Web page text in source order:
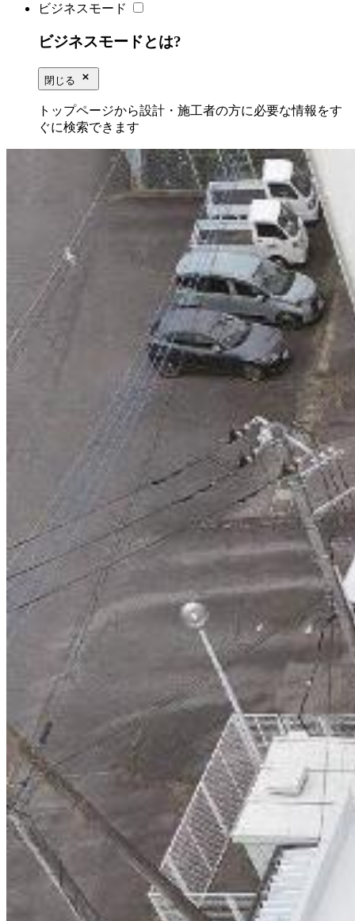
ビジネスモード
ビジネスモードとは?
閉じる close_small
トップページから設計・施工者の方に必要な情報をす
ぐに検索できます